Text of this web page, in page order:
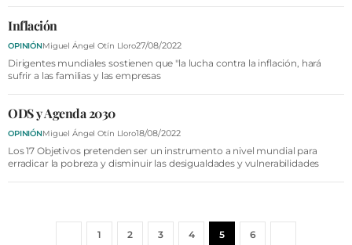
Inflación
OPINIÓNMiguel Ángel Otín Lloro27/08/2022
Dirigentes mundiales sostienen que "la lucha contra la inflación, hará
sufrir a las familias y las empresas
ODS y Agenda 2030
OPINIÓNMiguel Ángel Otín Lloro18/08/2022
Los 17 Objetivos pretenden ser un instrumento a nivel mundial para
erradicar la pobreza y disminuir las desigualdades y vulnerabilidades
1 2 3 4 5 6